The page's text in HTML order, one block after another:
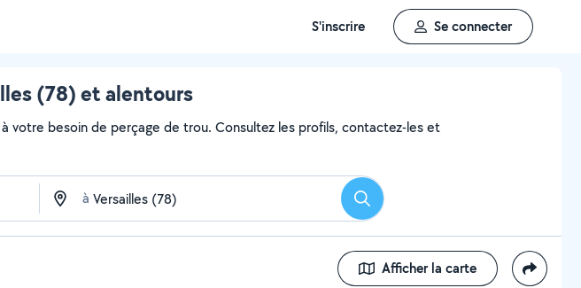
S'inscrire Se connecter
(78) et alentours
votre besoin de perçage de trou. Consultez les profils, contactez-les et
à Rechercher
Afficher la carte